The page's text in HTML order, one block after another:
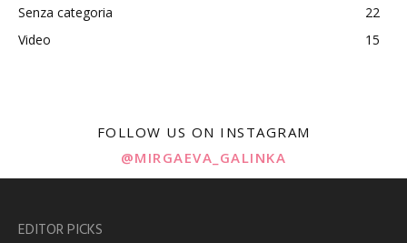
Senza categoria
22
Video
15
FOLLOW US ON INSTAGRAM
@MIRGAEVA_GALINKA
EDITOR PICKS